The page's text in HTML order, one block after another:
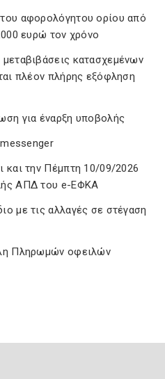
αφορολόγητου ορίου από
ευρώ τον χρόνο
κατασχεμένων
πλέον πλήρης εξόφληση
για έναρξη υποβολής
την Πέμπτη 10/09/2026
ΑΠΔ του e-ΕΦΚΑ
με τις αλλαγές σε στέγαση
Πληρωμών οφειλών